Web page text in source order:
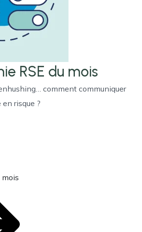
RSE du mois
comment communiquer
risque ?